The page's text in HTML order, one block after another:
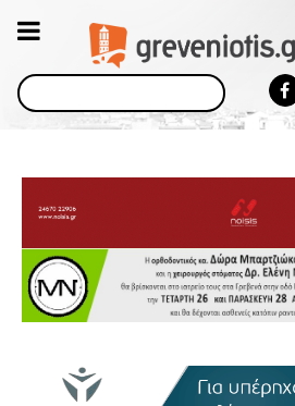
Αναζήτηση